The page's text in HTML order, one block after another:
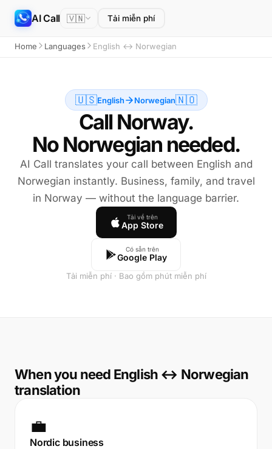
AI Call 🇻🇳 Tải miễn phí
Home Languages English ↔ Norwegian
🇺🇸English Norwegian🇳🇴
Call Norway.
No Norwegian needed.
AI Call translates your call between English and
Norwegian instantly. Business, family, and travel
in Norway — without the language barrier.
Tải về trên
App Store
Có sẵn trên
Google Play
Tải miễn phí · Bao gồm phút miễn phí
When you need English ↔ Norwegian
translation
💼
Nordic business